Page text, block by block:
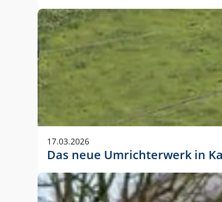
DIN A3 – 15 mm hoch (5 %)
DIN A1 – 39 mm hoch (5 %)
DIN lang – 10 mm hoch (5 %)
1080 x 1080 px – 78 px hoch (7 %)
In Ausnahmefällen darf das Logo
stets der vorherigen Absprache mit der
17.03.2026
Das neue Umrichterwerk in